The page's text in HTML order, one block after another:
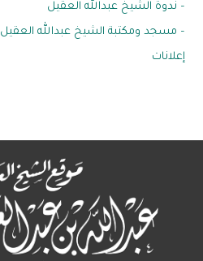
– ندوة الشيخ عبدالله العقيل
– مسجد ومكتبة الشيخ عبدالله العقيل
إعلانات